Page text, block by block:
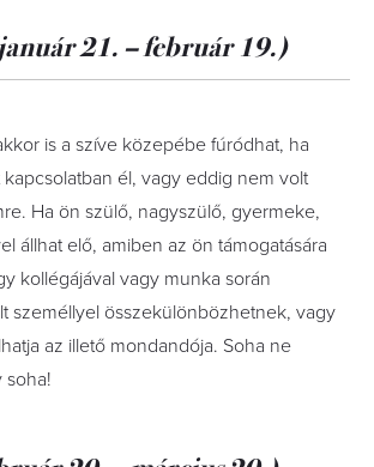
21. – február 19.)
is a szíve közepébe fúródhat, ha
él, vagy eddig nem volt
Ha ön szülő, nagyszülő, gyermeke,
állhat elő, amiben az ön támogatására
kollégájával vagy munka során
személlyel összekülönbözhetnek, vagy
az illető mondandója. Soha ne
soha!